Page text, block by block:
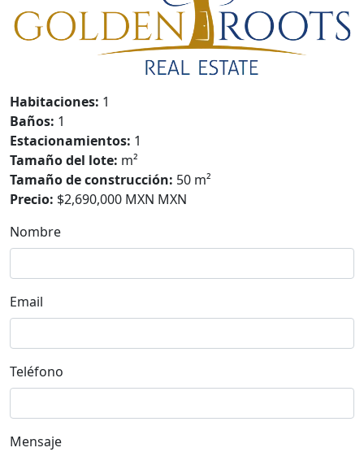
Habitaciones: 1
Baños: 1
Estacionamientos: 1
Tamaño del lote: m²
Tamaño de construcción: 50 m²
Precio: $2,690,000 MXN MXN
Nombre
Email
Teléfono
Mensaje